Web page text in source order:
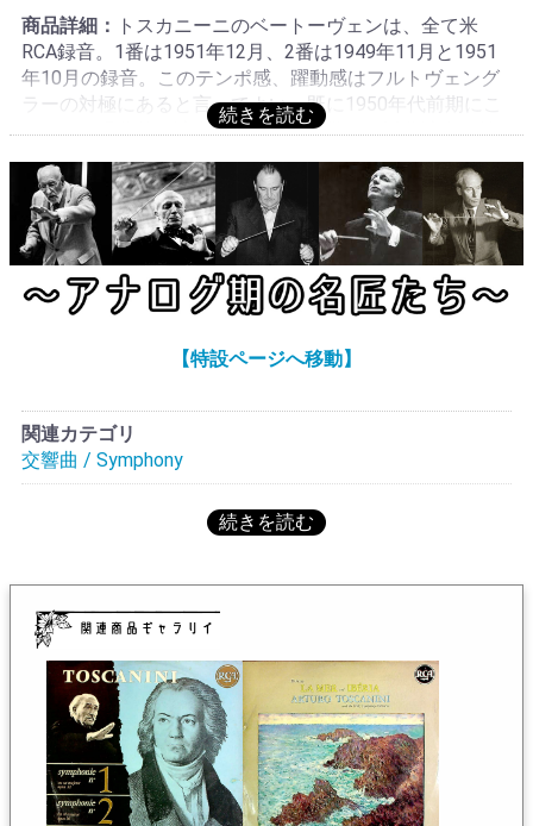
国では1番は1953年1+9番のカップリングでHis Master's
Voice:ALP 1039-40(金大ニッパー中溝レーベル・フラッ
ト盤・バラ2枚コロネーション・ジャケット入り)にて初
リリース, 2番は1954年2+4番のカップリングでHis
Master's Voice:ALP 1145(金大ニッパー中溝レーベル・フ
年頃1+2番のカップリングで英国RCA:RB-16101(当装丁)
にて初リリース, フランスでは1+9番のカップリングで
1953年頃La Voix De Son Maître:FALP 190-1(銀大ニッパ
ー内溝・Disques Incassable付きレーベルフラット盤・箱
入り)にて初リリース・同年FALP 231(1+2番のカップリン
グ)でもリリースされた→1958年RCA側では仏RCA:A 630
ース分オリジナル, 盤質7以上なら6.000円はする, 英国/フ
た, これは英国でのRCA系のオリジナル, RCA系/EMI系で
はカップリングが異なる, 仏RCA:630 321, 演
奏:★★★★★, 音質:★★★★+
商品詳細：
トスカニーニのベートーヴェンは、全て米
RCA録音。1番は1951年12月、2番は1949年11月と1951
年10月の録音。このテンポ感、躍動感はフルトヴェング
ラーの対極にあると言ってよい。既に1950年代前期にこ
のような現代的な演奏があったとは驚く。近代演奏の始
まりのような洗練された演奏。イタリア人トスカニーニ
だから成し得たのだろう。英国とフランスでは米RCA音
源を使ってEMI系とRCA系の2種のプレスが存在する。
RCA系は少し後の発売となるがRCA系の音質はわずかに固
めだがはっきりとして大変聴きやすい音質で良い。決し
て米国RCAの乾いた強い音質ではない。フルトヴェング
ラーと対極にある現代のスタイルの元となった演奏!フラ
ルからも平行発売されるが英国では1958-60年になる。音
スした為パワーのある押し出しが強い音質である。全集
を揃える場合はEMI系とRCA系を交ぜないように、また国
を揃えることが早道でダブりが出ない最良の方法であ
ーズで揃えることができると思われる。トスカニーニと
一代限りのスタイルであり、トスカニーニは彼以降全て
の指揮者の源流と言うことができる。両者の人気の度合
いは時代の背景で異なり、不況になるとトスカニーニが
注目されるようになることが経済学者から指摘されてい
る。
A.トスカニーニの在庫一覧へ
【特設ページへ移動】
関連カテゴリ
交響曲 / Symphony